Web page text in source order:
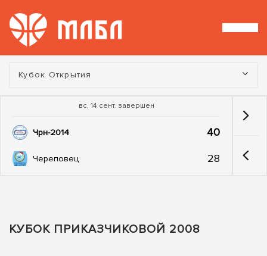
Турнир:
Кубок Открытия
вс, 14 сент. завершен
Чрн-2014 40
Череповец 28
КУБОК ПРИКАЗЧИКОВОЙ 2008